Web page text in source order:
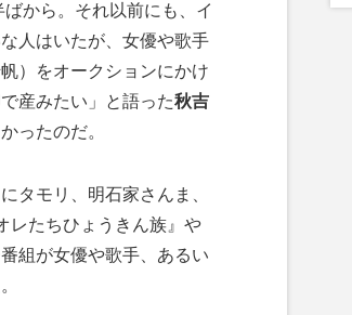
から。それ以前にも、イ
人はいたが、女優や歌手
）をオークションにかけ
産みたい」と語った秋吉
ったのだ。
タモリ、明石家さんま、
レたちひょうきん族』や
組が女優や歌手、あるい